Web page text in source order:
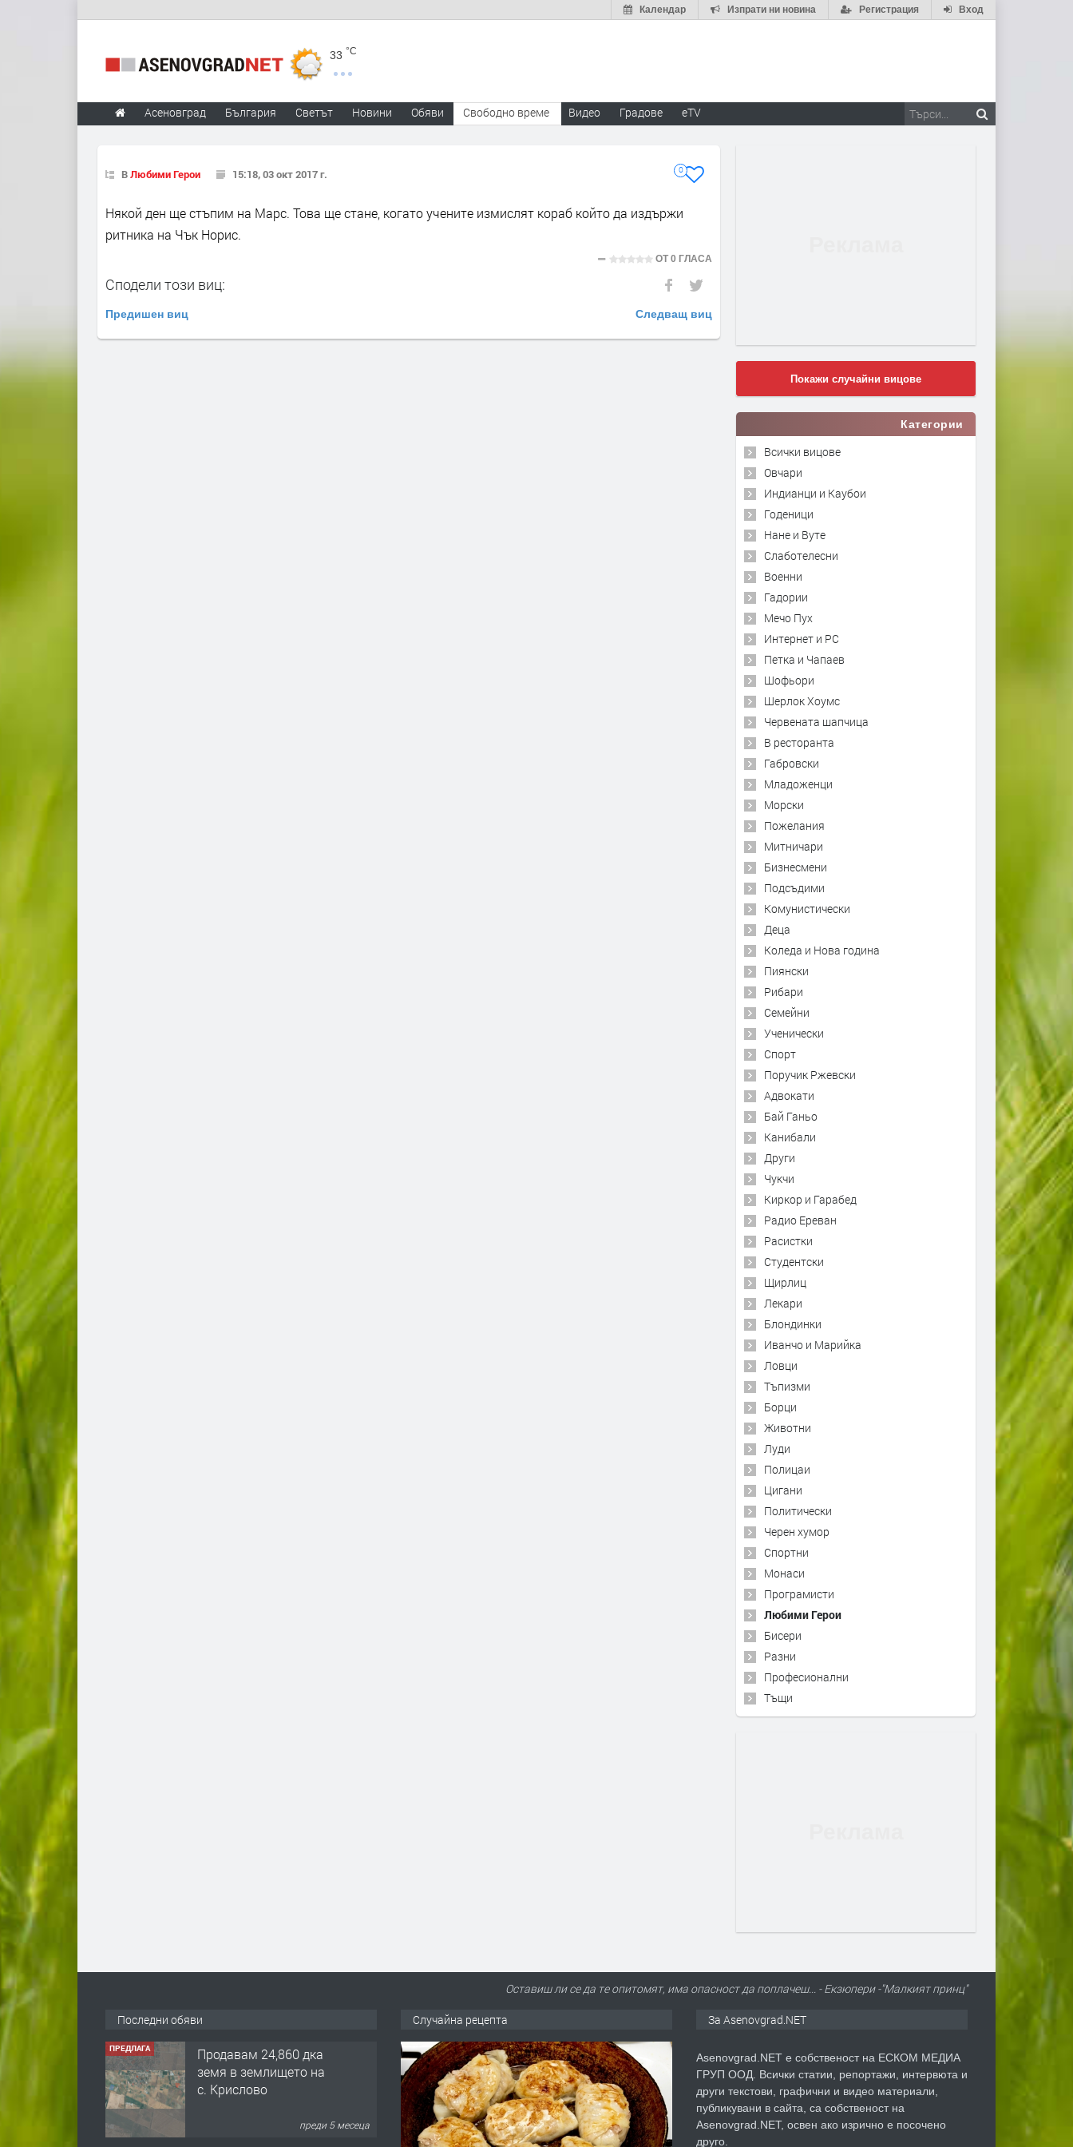
Вход
Регистрация
Изпрати ни новина
Календар
33 °C
Асеновград България Светът Новини Обяви Свободно време Видео Градове eTV
ВЛюбими Герои 15:18, 03 окт 2017 г. 0
Някой ден ще стъпим на Марс. Това ще стане, когато учените измислят кораб който да издържи
ритника на Чък Норис.
ОТ0 ГЛАСА
Сподели този виц:
Предишен виц Следващ виц
Покажи случайни вицове
Категории
Всички вицове
Овчари
Индианци и Каубои
Годеници
Нане и Вуте
Слаботелесни
Военни
Гадории
Мечо Пух
Интернет и PC
Петка и Чапаев
Шофьори
Шерлок Хоумс
Червената шапчица
В ресторанта
Габровски
Младоженци
Морски
Пожелания
Митничари
Бизнесмени
Подсъдими
Комунистически
Деца
Коледа и Нова година
Пиянски
Рибари
Семейни
Ученически
Спорт
Поручик Ржевски
Адвокати
Бай Ганьо
Канибали
Други
Чукчи
Киркор и Гарабед
Радио Ереван
Расистки
Студентски
Щирлиц
Лекари
Блондинки
Иванчо и Марийка
Ловци
Тъпизми
Борци
Животни
Луди
Полицаи
Цигани
Политически
Черен хумор
Спортни
Монаси
Програмисти
Любими Герои
Бисери
Разни
Професионални
Тъщи
Оставиш ли се да те опитомят, има опасност да поплачеш... - Екзюпери -"Малкият принц"
Последни обяви
ПРЕДЛАГА
Продавам 24,860 дка
земя в землището на
с. Крислово
преди 5 месеца
Случайна рецепта За Asenovgrad.NET
Asenovgrad.NET е собственост на ЕСКОМ МЕДИА
ГРУП ООД. Всички статии, репортажи, интервюта и
други текстови, графични и видео материали,
публикувани в сайта, са собственост на
Asenovgrad.NET, освен ако изрично е посочено
друго.